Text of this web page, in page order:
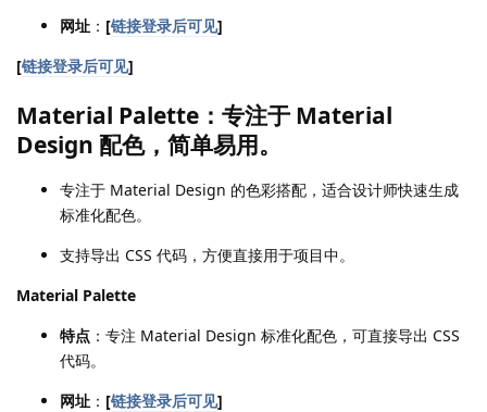
网址 ： [链接登录后可见]
[链接登录后可见]
Material Palette：专注于 Material
Design 配色，简单易用。
专注于 Material Design 的色彩搭配，适合设计师快速生成
标准化配色。
支持导出 CSS 代码，方便直接用于项目中。
Material Palette
特点 ：专注 Material Design 标准化配色，可直接导出 CSS
代码。
网址 ： [链接登录后可见]